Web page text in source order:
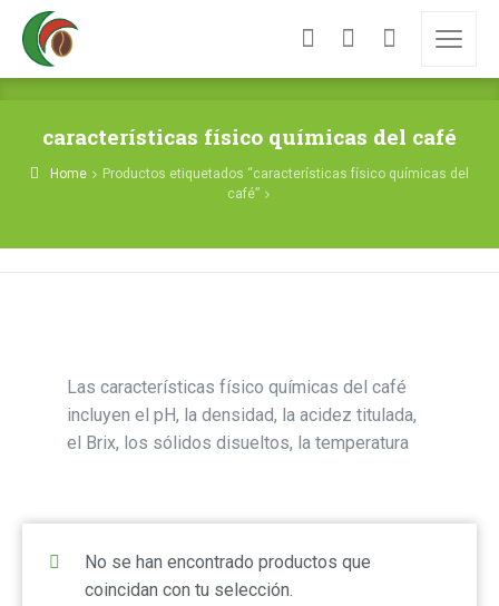
características físico químicas del café
Home
Productos etiquetados “características físico químicas del
café”
Las características físico químicas del café
incluyen el pH, la densidad, la acidez titulada,
el Brix, los sólidos disueltos, la temperatura
No se han encontrado productos que
coincidan con tu selección.